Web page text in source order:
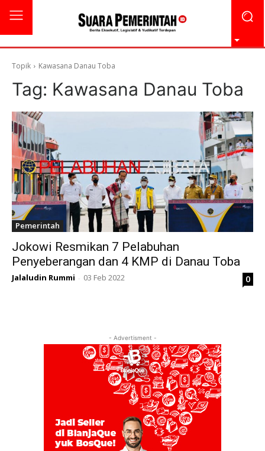
Topik Kawasana Danau Toba
Tag: Kawasana Danau Toba
Pemerintah
Jokowi Resmikan 7 Pelabuhan
Penyeberangan dan 4 KMP di Danau Toba
Jalaludin Rummi - 03 Feb 2022 0
- Advertisment -